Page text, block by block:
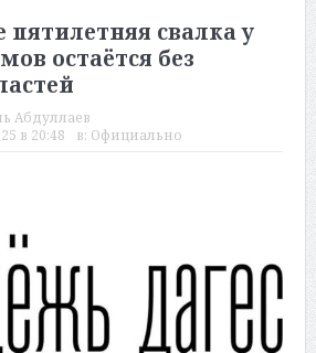
свалка у
остаётся без
Абдуллаев
в 20:48 в: Официально